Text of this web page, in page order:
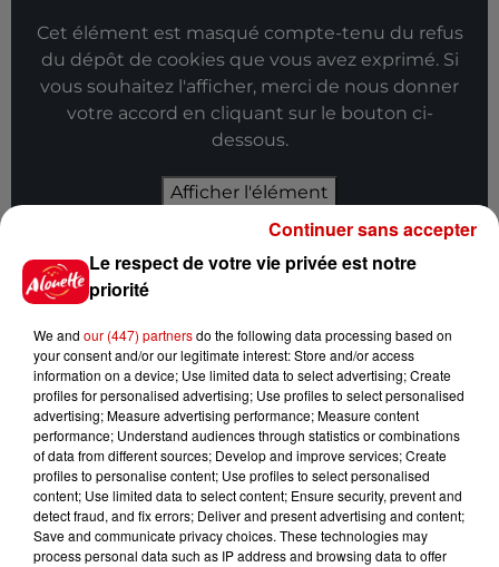
Cet élément est masqué compte-tenu du refus
du dépôt de cookies que vous avez exprimé. Si
vous souhaitez l'afficher, merci de nous donner
votre accord en cliquant sur le bouton ci-
dessous.
Afficher l'élément
Un homme décède après une
noyade dans le Finistère
14h48
Vendre un chiot en animalerie
peut coûter très cher
Le respect de votre vie privée est notre
priorité
We and our (447) partnersdo the following data processing based on
your consent and/or our legitimate interest: Store and/or access
information on a device; Use limited data to select advertising; Create
profiles for personalised advertising; Use profiles to select personalised
advertising; Measure advertising performance; Measure content
performance; Understand audiences through statistics or combinations
of data from different sources; Develop and improve services; Create
profiles to personalise content; Use profiles to select personalised
content; Use limited data to select content; Ensure security, prevent and
detect fraud, and fix errors; Deliver and present advertising and content;
Save and communicate privacy choices. These technologies may
process personal data such as IP address and browsing data to offer
Continuer sans accepter